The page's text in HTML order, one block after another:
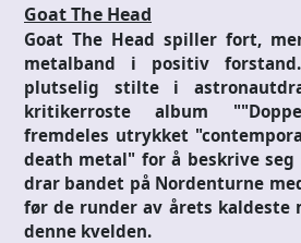
Goat The Head
Goat The Head spiller fort,
metalband i positiv
plutselig stilte i
kritikerroste album
fremdeles utrykket
death metal" for å beskrive seg
drar bandet på Nordenturne
før de runder av årets kaldeste
denne kvelden.